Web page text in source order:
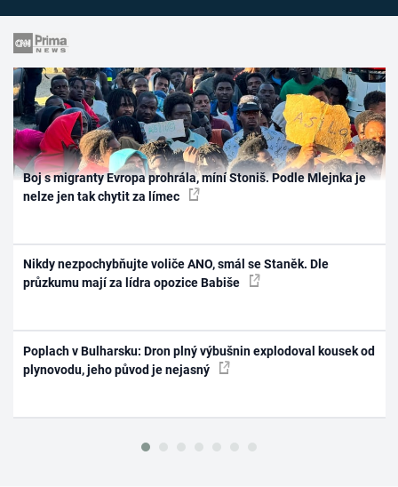
Boj s migranty Evropa prohrála, míní Stoniš. Podle Mlejnka je
nelze jen tak chytit za límec
Nikdy nezpochybňujte voliče ANO, smál se Staněk. Dle
průzkumu mají za lídra opozice Babiše
Poplach v Bulharsku: Dron plný výbušnin explodoval kousek od
plynovodu, jeho původ je nejasný